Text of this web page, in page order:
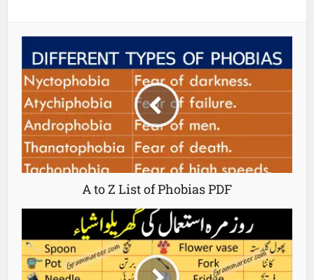
A to Z List of Phobias PDF